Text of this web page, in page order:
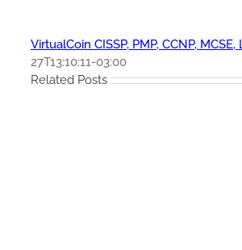
VirtualCoin CISSP, PMP, CCNP, MCSE,
27T13:10:11-03:00
Related Posts